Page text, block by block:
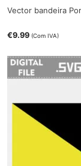
Vector bandeira
€9.99 (Com IVA)